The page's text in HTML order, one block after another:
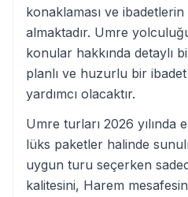
konaklaması ve ibadetlerin
almaktadır. Umre
konular hakkında detaylı
planlı ve huzurlu bir
yardımcı olacaktır.
Umre turları 2026 yılında
lüks paketler halinde
uygun turu seçerken
kalitesini, Harem